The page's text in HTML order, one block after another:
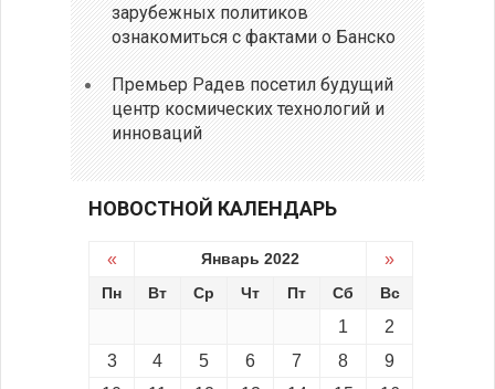
зарубежных политиков
ознакомиться с фактами о Банско
Премьер Радев посетил будущий
центр космических технологий и
инноваций
НОВОСТНОЙ КАЛЕНДАРЬ
« Январь 2022 »
Пн Вт Ср Чт Пт Сб Вс
1
2
3
4 5 6 7 8
9